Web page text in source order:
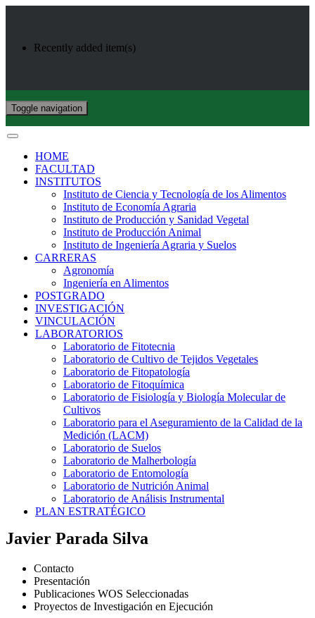
Recently added item(s)
Toggle navigation
HOME
FACULTAD
INSTITUTOS
Instituto de Ciencia y Tecnología de los Alimentos
Instituto de Economía Agraria
Instituto de Producción y Sanidad Vegetal
Instituto de Producción Animal
Instituto de Ingeniería Agraria y Suelos
CARRERAS
Agronomía
Ingeniería en Alimentos
POSTGRADO
INVESTIGACIÓN
VINCULACIÓN
LABORATORIOS
Laboratorio de Fitotecnia
Laboratorio de Cultivo de Tejidos Vegetales
Laboratorio de Fitopatología
Laboratorio de Fitoquímica
Laboratorio de Fisiología y Biología Molecular de
Cultivos
Laboratorio para el Aseguramiento de la Calidad de la
Medición (LACM)
Laboratorio de Suelos
Laboratorio de Malherbología
Laboratorio de Entomología
Laboratorio de Nutrición Animal
Laboratorio de Análisis Instrumental
PLAN ESTRATÉGICO
Javier Parada Silva
Contacto
Presentación
Publicaciones WOS Seleccionadas
Proyectos de Investigación en Ejecución